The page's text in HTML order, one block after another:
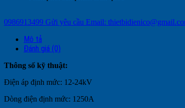
0986913499 Gửi yêu cầu Email:
Mô tả
Đánh giá (0)
Thông số kỹ thuật:
Điện áp định mức: 12-24kV
Dòng điện định mức: 1250A